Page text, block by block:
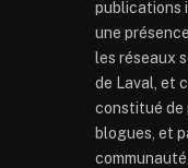
publications
une
les réseaux
de Laval, et
constitué de
blogues, et